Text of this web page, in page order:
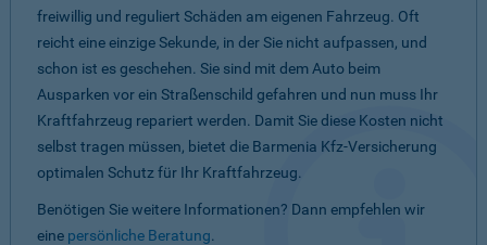
freiwillig und reguliert Schäden am eigenen Fahrzeug. Oft
reicht eine einzige Sekunde, in der Sie nicht aufpassen, und
schon ist es geschehen. Sie sind mit dem Auto beim
Ausparken vor ein Straßenschild gefahren und nun muss Ihr
Kraftfahrzeug repariert werden. Damit Sie diese Kosten nicht
selbst tragen müssen, bietet die Barmenia Kfz-Versicherung
optimalen Schutz für Ihr Kraftfahrzeug.
Benötigen Sie weitere Informationen? Dann empfehlen wir
eine persönliche Beratung.